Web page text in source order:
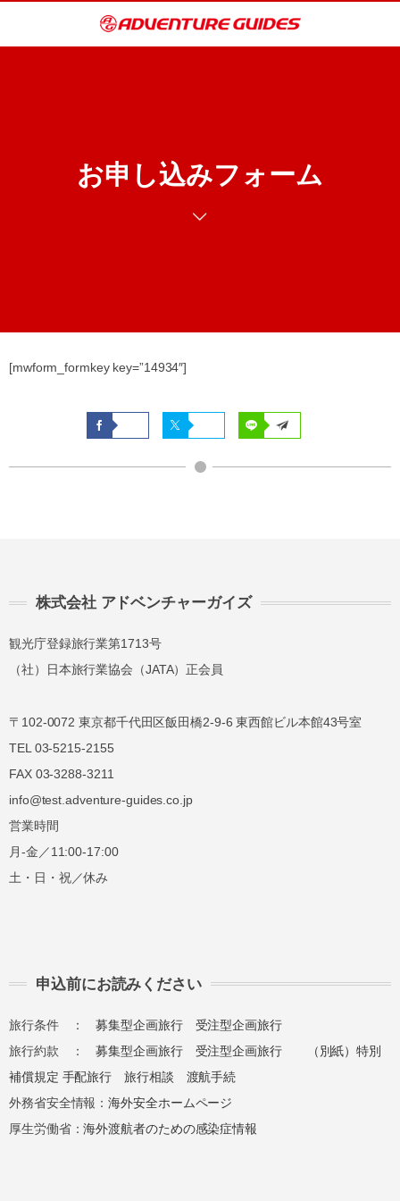
お申し込みフォーム
[mwform_formkey key=”14934″]
株式会社 アドベンチャーガイズ
観光庁登録旅行業第1713号
（社）日本旅行業協会（JATA）正会員
〒102-0072 東京都千代田区飯田橋2-9-6 東西館ビル本館43号室
TEL 03-5215-2155
FAX 03-3288-3211
info@test.adventure-guides.co.jp
営業時間
月-金／11:00-17:00
土・日・祝／休み
申込前にお読みください
旅行条件 ：募集型企画旅行
受注型企画旅行
旅行約款 ：募集型企画旅行 受注型企画旅行
（別紙）特別
補償規定 手配旅行 旅行相談
渡航手続
外務省安全情報：海外安全ホームページ
厚生労働省：海外渡航者のための感染症情報